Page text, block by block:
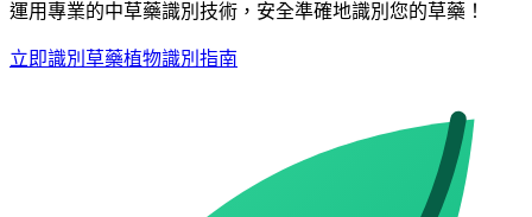
運用專業的中草藥識別技術，安全準確地識別您的草藥！
立即識別草藥植物識別指南